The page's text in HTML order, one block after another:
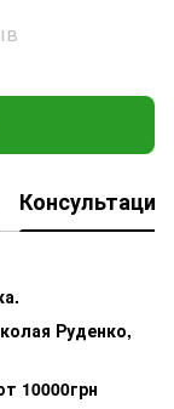
Консультация
Руденко,
10000грн